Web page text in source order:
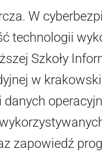
W
technologii
Szkoły
w
zapowiedź